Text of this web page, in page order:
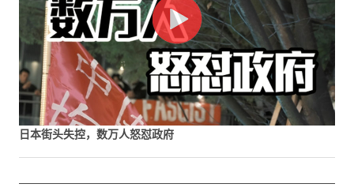
日本街头失控，数万人怒怼政府